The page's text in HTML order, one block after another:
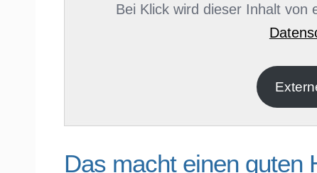
Bei Klick wird dieser Inhalt von
Das macht einen guten